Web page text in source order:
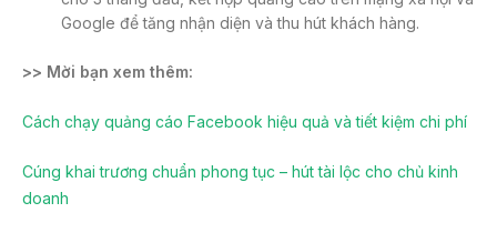
Google để tăng nhận diện và thu hút khách hàng.
>> Mời bạn xem thêm:
Cách chạy quảng cáo Facebook hiệu quả và tiết kiệm chi phí
Cúng khai trương chuẩn phong tục – hút tài lộc cho chủ kinh
doanh